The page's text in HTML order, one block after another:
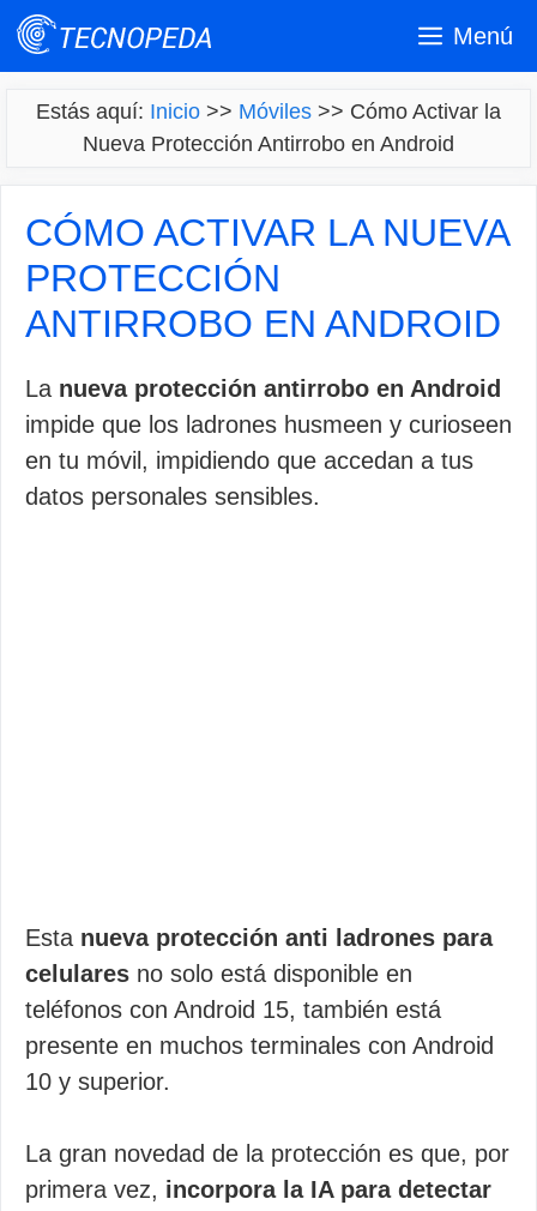
Saltar
Menú
Estás aquí: Inicio >> Móviles >> Cómo Activar la
Nueva Protección Antirrobo en Android
CÓMO ACTIVAR LA NUEVA
PROTECCIÓN
ANTIRROBO EN ANDROID
La nueva protección antirrobo en Android
impide que los ladrones husmeen y curioseen
en tu móvil, impidiendo que accedan a tus
datos personales sensibles.
Esta nueva protección anti ladrones para
celulares no solo está disponible en
teléfonos con Android 15, también está
presente en muchos terminales con Android
10 y superior.
La gran novedad de la protección es que, por
primera vez, incorpora la IA para detectar